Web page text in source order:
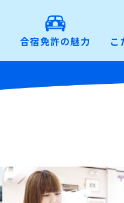
合宿免許の魅力 こ